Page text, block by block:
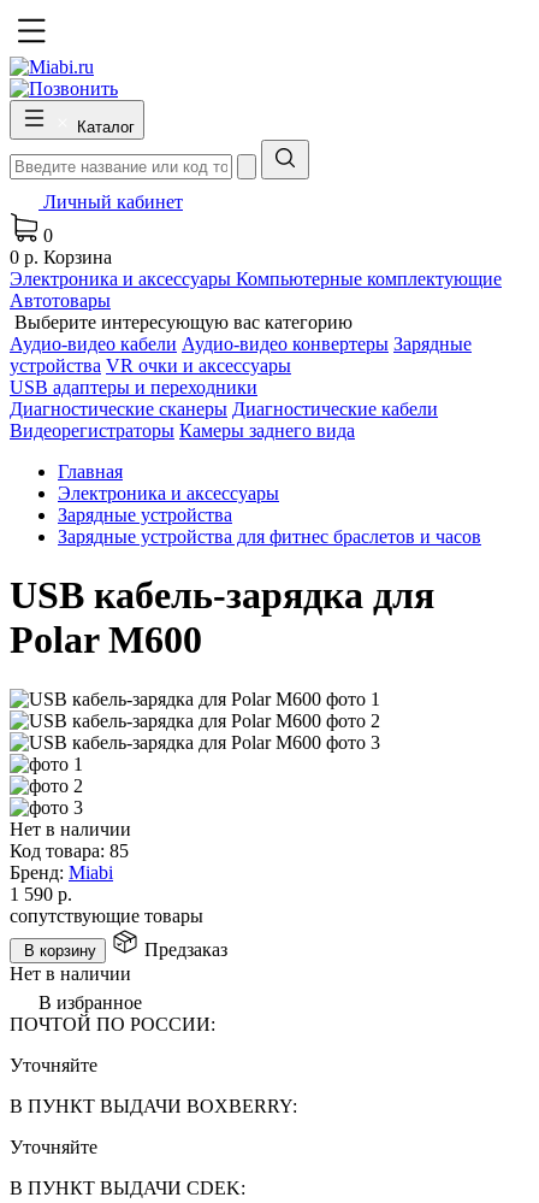
Каталог
Личный кабинет
0
0 р. Корзина
Электроника и аксессуары Компьютерные комплектующие
Автотовары
Выберите интересующую вас категорию
Аудио-видео кабели Аудио-видео конвертеры Зарядные
устройства VR очки и аксессуары
USB адаптеры и переходники
Диагностические сканеры Диагностические кабели
Видеорегистраторы Камеры заднего вида
Главная
Электроника и аксессуары
Зарядные устройства
Зарядные устройства для фитнес браслетов и часов
USB кабель-зарядка для
Polar M600
Нет в наличии
Код товара: 85
Бренд: Miabi
1 590 р.
сопутствующие товары
В корзину
Предзаказ
Нет в наличии
В избранное
ПОЧТОЙ ПО РОССИИ:
Уточняйте
В ПУНКТ ВЫДАЧИ BOXBERRY:
Уточняйте
В ПУНКТ ВЫДАЧИ CDEK: